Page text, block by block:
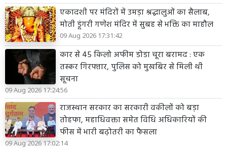
एकादशी पर मंदिरों में उमड़ा श्रद्धालुओं का सैलाब,
मोती डूंगरी गणेश मंदिर में सुबह से भक्ति का माहौल
09 Aug 2026 17:31:42
कार से 45 किलो अफीम डोडा चूरा बरामद : एक
तस्कर गिरफ्तार, पुलिस को मुखबिर से मिली थी
सूचना
09 Aug 2026 17:24:56
राजस्थान सरकार का सरकारी वकीलों को बड़ा
तोहफा, महाधिवक्ता समेत विधि अधिकारियों की
फीस में भारी बढ़ोतरी का फैसला
09 Aug 2026 17:02:14